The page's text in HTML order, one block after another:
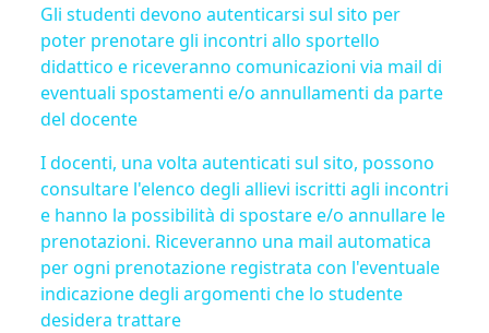
Gli studenti devono autenticarsi sul sito per
poter prenotare gli incontri allo sportello
didattico e riceveranno comunicazioni via mail di
eventuali spostamenti e/o annullamenti da parte
del docente
I docenti, una volta autenticati sul sito, possono
consultare l'elenco degli allievi iscritti agli incontri
e hanno la possibilità di spostare e/o annullare le
prenotazioni. Riceveranno una mail automatica
per ogni prenotazione registrata con l'eventuale
indicazione degli argomenti che lo studente
desidera trattare